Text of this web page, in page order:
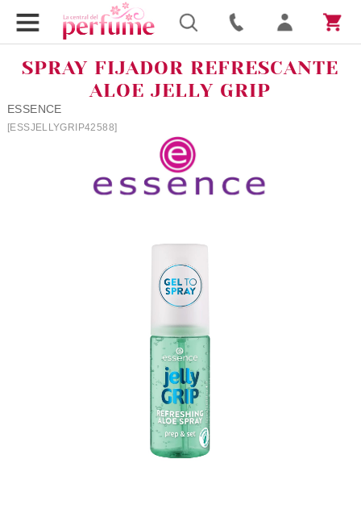
SPRAY FIJADOR REFRESCANTE
ALOE JELLY GRIP
ESSENCE
[ESSJELLYGRIP42588]